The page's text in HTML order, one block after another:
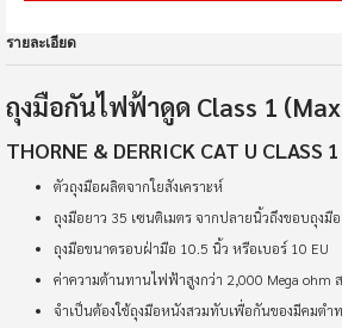
รายละเอียด
ถุงมือกันไฟฟ้าดูด Class 1
THORNE & DERRICK CAT U CLASS
ตัวถุงมือผลิตจากใยสังเคราะห์
ถุงมือยาว 35 เซนติเมตร จากปลายนิ้วถึงขอบถุงมือ
ถุงมือขนาดรอบฝ่ามือ 10.5 นิ้ว หรือเบอร์ 10 EU
ค่าความต้านทานไฟฟ้าสูงกว่า 2,000 Mega ohm
จำเป็นต้องใช้ถุงมือหนังสวมทับเพื่อกันของมีคมตำ